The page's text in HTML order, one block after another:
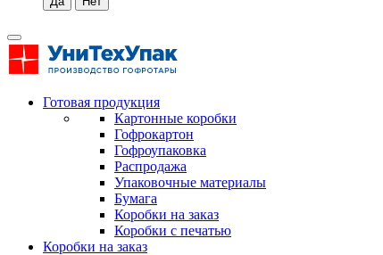
Готовая продукция
Картонные коробки
Гофрокартон
Гофроупаковка
Распродажа
Упаковочные материалы
Бумага
Коробки на заказ
Коробки с печатью
Коробки на заказ